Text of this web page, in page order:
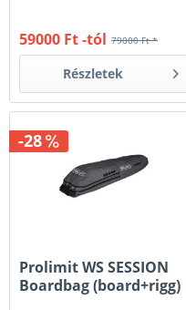
79000 Ft *
59000 Ft -tól
Részletek
-28
Prolimit WS SESSION
Boardbag (board+rigg)